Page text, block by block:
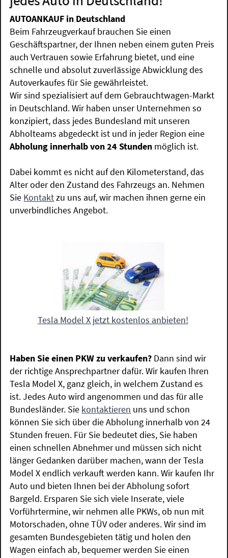
AUTOANKAUF in Deutschland
Beim Fahrzeugverkauf brauchen Sie einen
Geschäftspartner, der Ihnen neben einem guten Preis
auch Vertrauen sowie Erfahrung bietet, und eine
schnelle und absolut zuverlässige Abwicklung des
Autoverkaufes für Sie gewährleistet.
Wir sind spezialisiert auf dem Gebrauchtwagen-Markt
in Deutschland. Wir haben unser Unternehmen so
konzipiert, dass jedes Bundesland mit unseren
Abholteams abgedeckt ist und in jeder Region eine
Abholung innerhalb von 24 Stunden möglich ist.
Dabei kommt es nicht auf den Kilometerstand, das
Alter oder den Zustand des Fahrzeugs an. Nehmen
Sie Kontaktzu uns auf, wir machen ihnen gerne ein
unverbindliches Angebot.
Tesla Model X jetzt kostenlos anbieten!
Haben Sie einen PKW zu verkaufen? Dann sind wir
der richtige Ansprechpartner dafür. Wir kaufen Ihren
Tesla Model X, ganz gleich, in welchem Zustand es
ist. Jedes Auto wird angenommen und das für alle
Bundesländer. Sie kontaktieren uns und schon
können Sie sich über die Abholung innerhalb von 24
Stunden freuen. Für Sie bedeutet dies, Sie haben
einen schnellen Abnehmer und müssen sich nicht
länger Gedanken darüber machen, wann der Tesla
Model X endlich verkauft werden kann. Wir kaufen Ihr
Auto und bieten Ihnen bei der Abholung sofort
Bargeld. Ersparen Sie sich viele Inserate, viele
Vorführtermine, wir nehmen alle PKWs, ob nun mit
Motorschaden, ohne TÜV oder anderes. Wir sind im
gesamten Bundesgebieten tätig und holen den
Wagen einfach ab, bequemer werden Sie einen